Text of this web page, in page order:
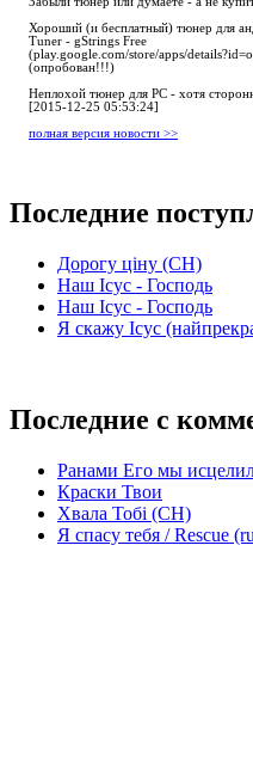
Хороший (и бесплатный) тюнер для
Tuner - gStrings Free
(play.google.com/store/apps/
(опробован!!!)
Неплохой тюнер для РС - хотя
[2015-12-25 05:53:24]
полная версия новости >>
Последние
Дорогу ціну (СН)
Наш Ісус - Господь
Наш Ісус - Господь
Я скажу Ісус
Последние с
Ранами Его мы
Краски Твои
Хвала Тобі (СН)
Я спасу тебя / Rescue